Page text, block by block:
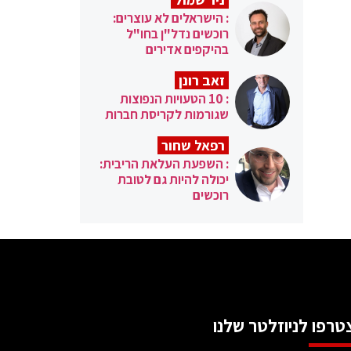
: הישראלים לא עוצרים:
רוכשים נדל"ן בחו"ל
בהיקפים אדירים
זאב רונן
: 10 הטעויות הנפוצות
שגורמות לקריסת חברות
רפאל שחור
: השפעת העלאת הריבית:
יכולה להיות גם לטובת
רוכשים
לניוזלטר שלנו